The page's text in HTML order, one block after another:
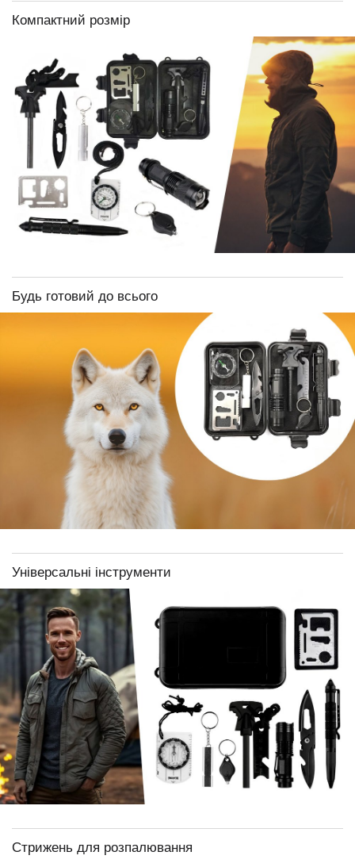
Компактний розмір
Будь готовий до всього
Універсальні інструменти
Стрижень для розпалювання